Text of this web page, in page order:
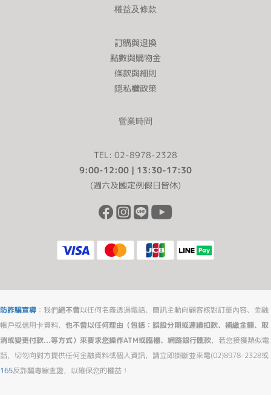
權益及條款
訂購與退換
點數與購物金
條款與細則
隱私權政策
營業時間
TEL: 02-8978-2328
9:00-12:00 | 13:30-17:30
(週六及國定例假日皆休)
防詐騙宣導 ：我們絕不會以任何名義透過電話、簡訊主動向顧客核對訂單內容、金融
帳戶或信用卡資料， 也不會以任何理由（包括：誤設分期或連續扣款、補繳金額、取
消或變更付款...等方式）來要求您操作ATM或臨櫃、網路銀行匯款，若您接獲類似電
話，切勿向對方提供任何金融資料或個人資訊，請立即掛斷並來電(02)8978-2328或
165反詐騙專線查證，以確保您的權益！